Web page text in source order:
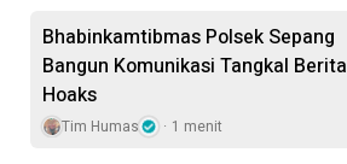
Bhabinkamtibmas Polsek Sepang
Bangun Komunikasi Tangkal Berita
Hoaks
Tim Humas 1 menit